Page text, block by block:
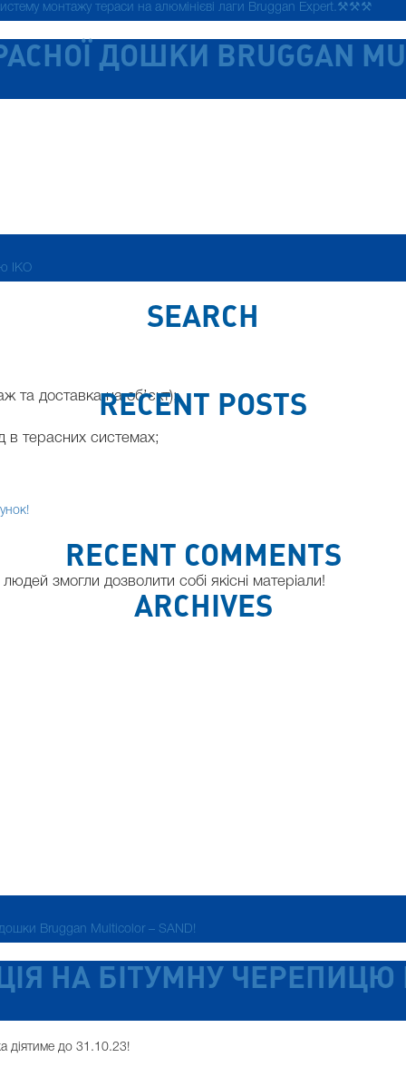
монтажу тераси на алюмінієві лаги Bruggan Expert.⚒️⚒️⚒️
ДОШКИ BRUGGAN
та доставка на об’єкт);
в терасних системах;
змогли дозволити собі якісні матеріали!
Bruggan Multicolor – SAND!
НА БІТУМНУ ЧЕРЕПИЦЮ
діятиме до 31.10.23!
IKO
SEARCH
RECENT POSTS
RECENT COMMENTS
ARCHIVES